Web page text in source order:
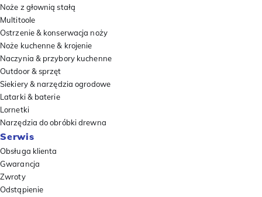
Noże z głownią stałą
Multitoole
Ostrzenie & konserwacja noży
Noże kuchenne & krojenie
Naczynia & przybory kuchenne
Outdoor & sprzęt
Siekiery & narzędzia ogrodowe
Latarki & baterie
Lornetki
Narzędzia do obróbki drewna
Serwis
Obsługa klienta
Gwarancja
Zwroty
Odstąpienie